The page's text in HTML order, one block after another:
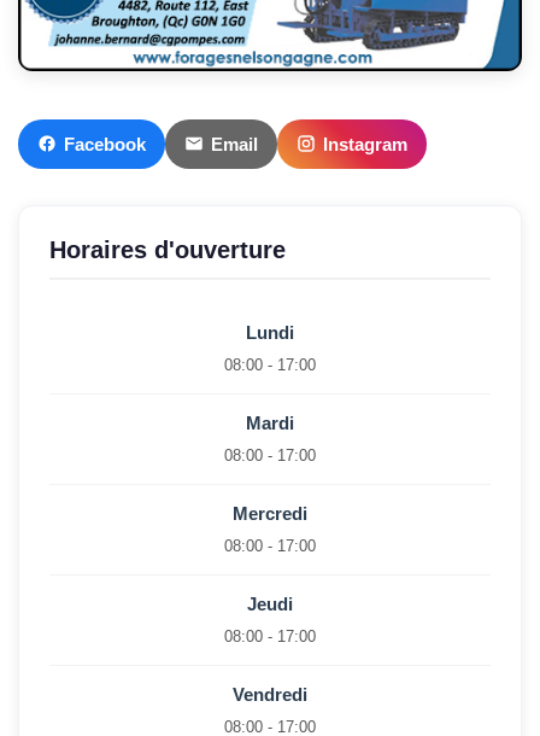
Facebook Email Instagram
Horaires d'ouverture
Lundi
08:00 - 17:00
Mardi
08:00 - 17:00
Mercredi
08:00 - 17:00
Jeudi
08:00 - 17:00
Vendredi
08:00 - 17:00